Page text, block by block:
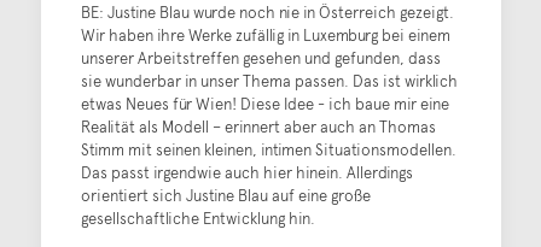
BE: Justine Blau wurde noch nie in Österreich gezeigt.
Wir haben ihre Werke zufällig in Luxemburg bei einem
unserer Arbeitstreffen gesehen und gefunden, dass
sie wunderbar in unser Thema passen. Das ist wirklich
etwas Neues für Wien! Diese Idee - ich baue mir eine
Realität als Modell – erinnert aber auch an Thomas
Stimm mit seinen kleinen, intimen Situationsmodellen.
Das passt irgendwie auch hier hinein. Allerdings
orientiert sich Justine Blau auf eine große
gesellschaftliche Entwicklung hin.